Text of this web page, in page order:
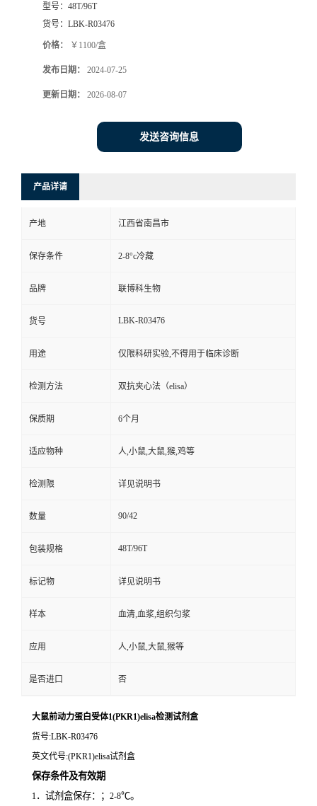
型号： 48T/96T
货号： LBK-R03476
价格： ￥1100/盒
发布日期： 2024-07-25
更新日期： 2026-08-07
发送咨询信息
产品详请
产地 江西省南昌市
保存条件 2-8°c冷藏
品牌 联博科生物
货号 LBK-R03476
用途 仅限科研实验,不得用于临床诊断
检测方法 双抗夹心法（elisa）
保质期 6个月
适应物种 人,小鼠,大鼠,猴,鸡等
检测限 详见说明书
数量 90/42
包装规格 48T/96T
标记物 详见说明书
样本 血清,血浆,组织匀浆
应用 人,小鼠,大鼠,猴等
是否进口 否
大鼠前动力蛋白受体1(PKR1)elisa检测试剂盒
货号:LBK-R03476
英文代号:(PKR1)elisa试剂盒
保存条件及有效期
1．试剂盒保存：； 2-8℃。